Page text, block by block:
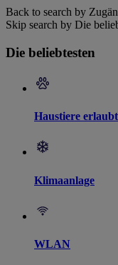
Back to search by
Skip search by Die
Die beliebtesten
Haustiere erlaubt
Klimaanlage
WLAN